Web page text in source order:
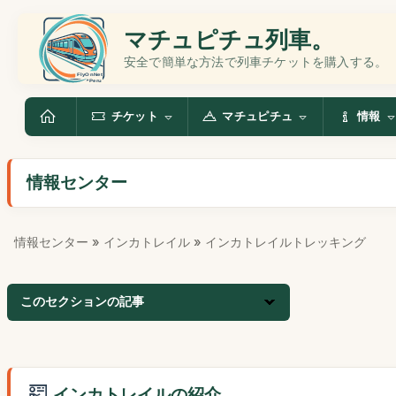
マチュピチュ列車。
安全で簡単な方法で列車チケットを購入する。
チケット マチュピチュ 情報
情報センター
情報センター » インカトレイル » インカトレイルトレッキング
このセクションの記事